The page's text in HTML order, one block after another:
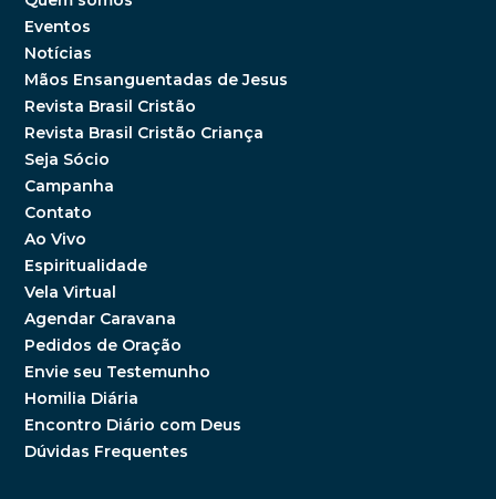
Eventos
Notícias
Mãos Ensanguentadas de Jesus
Revista Brasil Cristão
Revista Brasil Cristão Criança
Seja Sócio
Campanha
Contato
Ao Vivo
Espiritualidade
Vela Virtual
Agendar Caravana
Pedidos de Oração
Envie seu Testemunho
Homilia Diária
Encontro Diário com Deus
Dúvidas Frequentes